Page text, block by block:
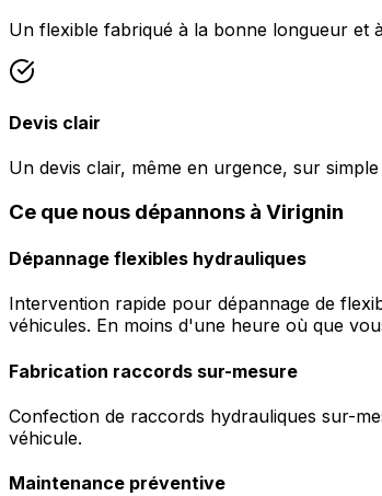
Un flexible fabriqué à la bonne longueur et
Devis clair
Un devis clair, même en urgence, sur
Ce que nous dépannons à Virignin
Dépannage flexibles hydrauliques
Intervention rapide pour dépannage de
véhicules. En moins d'une heure où que
Fabrication raccords sur-mesure
Confection de raccords hydrauliques sur-
véhicule.
Maintenance préventive